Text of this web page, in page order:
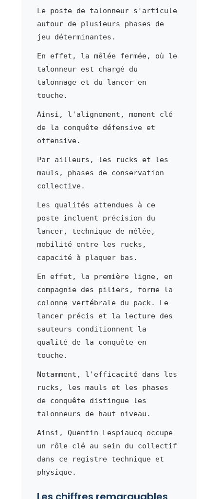
Le poste de talonneur s'articule
autour de plusieurs phases de
jeu déterminantes.
En effet, la mêlée fermée, où le
talonneur est chargé du
talonnage et du lancer en
touche.
Ainsi, l'alignement, moment clé
de la conquête défensive et
offensive.
Par ailleurs, les rucks et les
mauls, phases de conservation
collective.
Les qualités attendues à ce
poste incluent précision du
lancer, technique de mêlée,
mobilité entre les rucks,
capacité à plaquer bas.
En effet, la première ligne, en
compagnie des piliers, forme la
colonne vertébrale du pack. Le
lancer précis et la lecture des
sauteurs conditionnent la
qualité de la conquête en
touche.
Notamment, l'efficacité dans les
rucks, les mauls et les phases
de conquête distingue les
talonneurs de haut niveau.
Ainsi, Quentin Lespiaucq occupe
un rôle clé au sein du collectif
dans ce registre technique et
physique.